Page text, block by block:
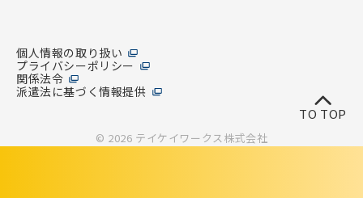
個人情報の取り扱い
プライバシーポリシー
関係法令
派遣法に基づく情報提供
TO TOP
© 2026 テイケイワークス株式会社